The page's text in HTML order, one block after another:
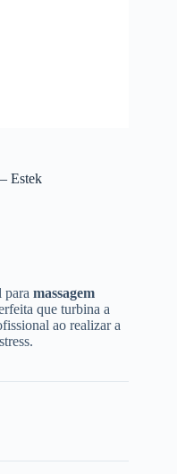
Estek
para massagem
que turbina a
ao realizar a